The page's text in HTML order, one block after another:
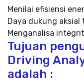
Menilai efisiensi
Daya dukung aksial
Menganalisa
Tujuan
Driving
adalah :